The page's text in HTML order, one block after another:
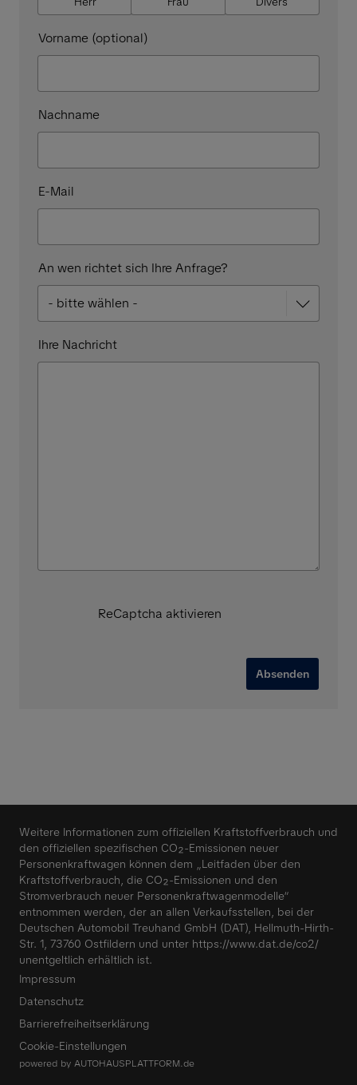
Vorname (optional)
Nachname
E-Mail
An wen richtet sich Ihre Anfrage?
Ihre Nachricht
ReCaptcha aktivieren
Absenden
Impressum
Datenschutz
Barrierefreiheitserklärung
Cookie-Einstellungen
Weitere Informationen zum offiziellen Kraftstoffverbrauch und
den offiziellen spezifischen CO₂-Emissionen neuer
Personenkraftwagen können dem „Leitfaden über den
Kraftstoffverbrauch, die CO₂-Emissionen und den
Stromverbrauch neuer Personenkraftwagenmodelle“
entnommen werden, der an allen Verkaufsstellen, bei der
Deutschen Automobil Treuhand GmbH (DAT), Hellmuth-Hirth-
Str. 1, 73760 Ostfildern und unter https://www.dat.de/co2/
unentgeltlich erhältlich ist.
powered by AUTOHAUSPLATTFORM.de